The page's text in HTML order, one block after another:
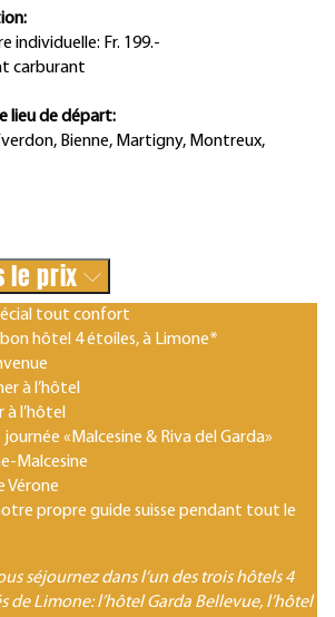
individuelle: Fr. 199.-
carburant
lieu de départ:
Bienne, Martigny, Montreux,
le prix
tout confort
hôtel 4 étoiles, à Limone*
à l’hôtel
à l’hôtel
journée «Malcesine & Riva del Garda»
Malcesine
Vérone
propre guide suisse pendant tout le
séjournez dans l‘un des trois hôtels 4
de Limone: l’hôtel Garda Bellevue, l’hôtel